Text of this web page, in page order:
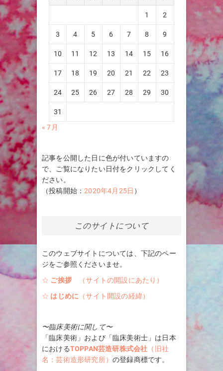
1 2
3 4 5 6 7 8 9
10 11 12 13 14 15 16
17 18 19 20 21 22 23
24 25 26 27 28 29 30
31
« 7月
記事を公開した日に色が付いていますの
で、ご覧になりたい日付をクリックしてく
ださい。
（投稿開始：2020年4月25日 ）
このサイトについて
このウェブサイトについては、下記のペー
ジをご参照くださいませ。
☆ ご挨拶
（サイトの開設にあたり）
☆ はじめに （サイト開設の経緯）
〜臨床美術に関して〜
「臨床美術」および「臨床美術士」は日本
におけるTOPPAN芸造研株式会社 （旧社
名：芸術造形研究所） の登録商標です。